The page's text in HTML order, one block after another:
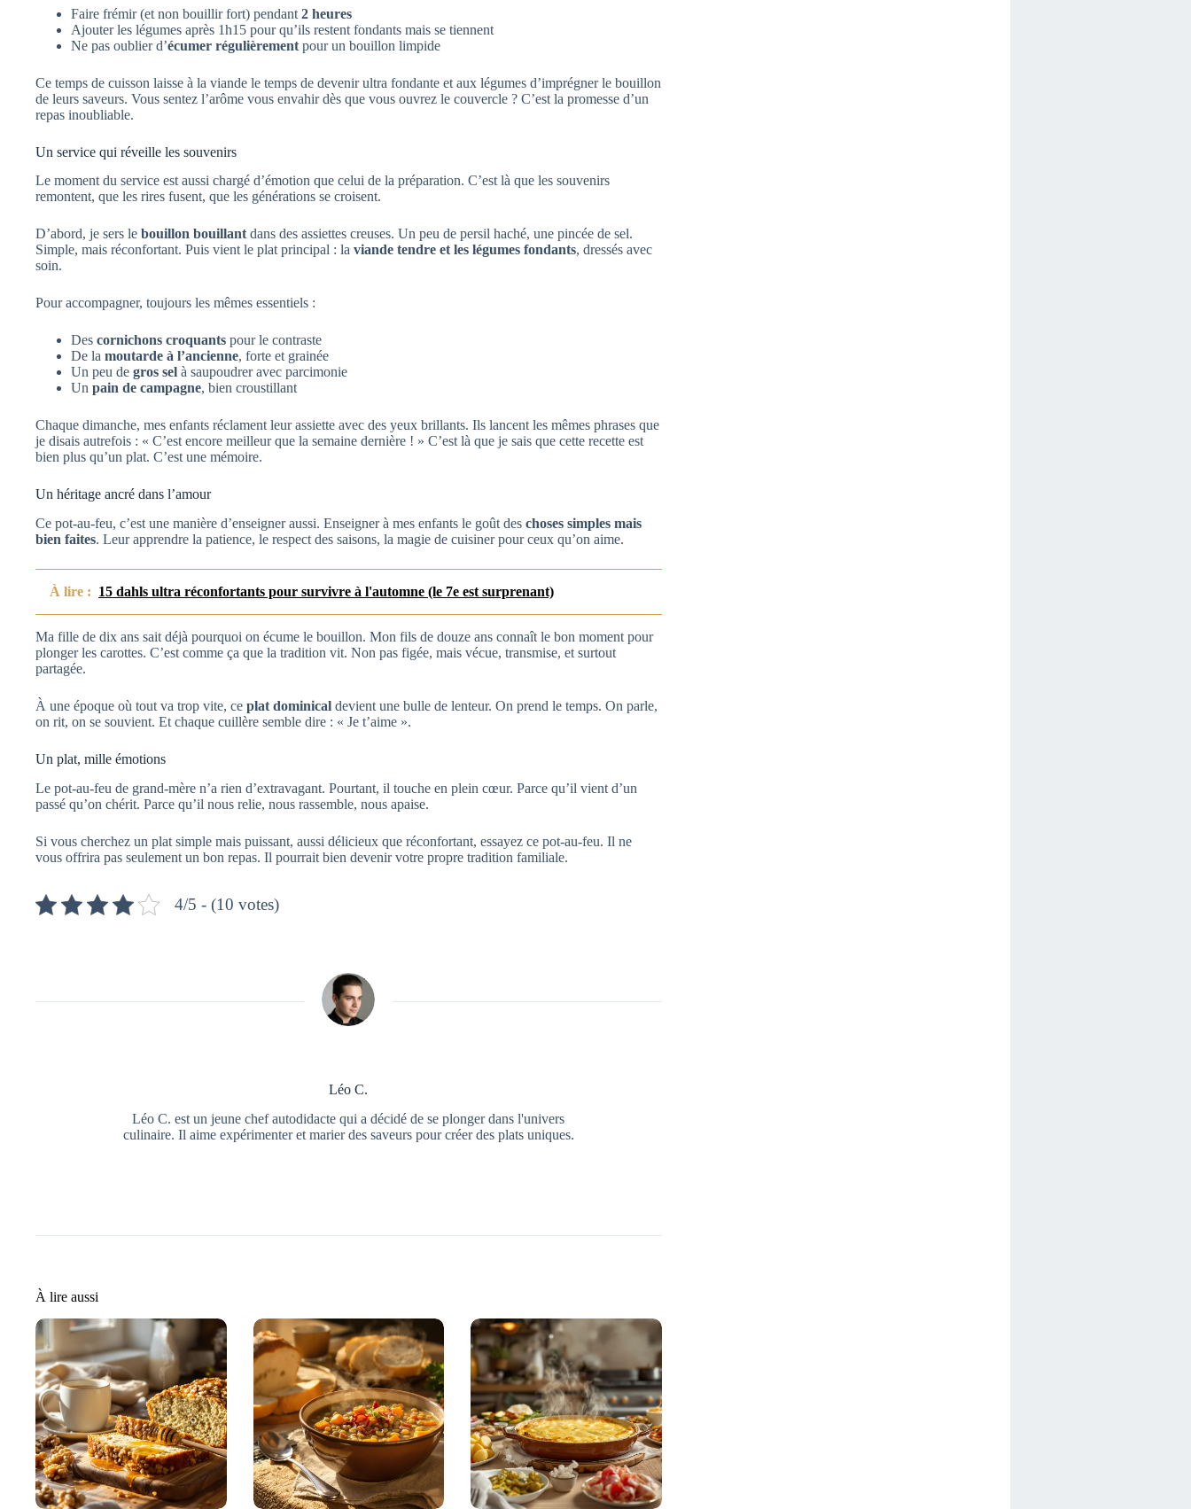
Faire frémir (et non bouillir fort) pendant 2 heures
Ajouter les légumes après 1h15 pour qu’ils restent fondants mais se tiennent
Ne pas oublier d’écumer régulièrement pour un bouillon limpide
Ce temps de cuisson laisse à la viande le temps de devenir ultra fondante et aux légumes d’imprégner le bouillon
de leurs saveurs. Vous sentez l’arôme vous envahir dès que vous ouvrez le couvercle ? C’est la promesse d’un
repas inoubliable.
Un service qui réveille les souvenirs
Le moment du service est aussi chargé d’émotion que celui de la préparation. C’est là que les souvenirs
remontent, que les rires fusent, que les générations se croisent.
D’abord, je sers le bouillon bouillant dans des assiettes creuses. Un peu de persil haché, une pincée de sel.
Simple, mais réconfortant. Puis vient le plat principal : la viande tendre et les légumes fondants, dressés avec
soin.
Pour accompagner, toujours les mêmes essentiels :
Des cornichons croquants pour le contraste
De la moutarde à l’ancienne, forte et grainée
Un peu de gros sel à saupoudrer avec parcimonie
Un pain de campagne, bien croustillant
Chaque dimanche, mes enfants réclament leur assiette avec des yeux brillants. Ils lancent les mêmes phrases que
je disais autrefois : « C’est encore meilleur que la semaine dernière ! » C’est là que je sais que cette recette est
bien plus qu’un plat. C’est une mémoire.
Un héritage ancré dans l’amour
Ce pot-au-feu, c’est une manière d’enseigner aussi. Enseigner à mes enfants le goût des choses simples mais
bien faites. Leur apprendre la patience, le respect des saisons, la magie de cuisiner pour ceux qu’on aime.
À lire : 15 dahls ultra réconfortants pour survivre à l'automne (le 7e est surprenant)
Ma fille de dix ans sait déjà pourquoi on écume le bouillon. Mon fils de douze ans connaît le bon moment pour
plonger les carottes. C’est comme ça que la tradition vit. Non pas figée, mais vécue, transmise, et surtout
partagée.
À une époque où tout va trop vite, ce plat dominical devient une bulle de lenteur. On prend le temps. On parle,
on rit, on se souvient. Et chaque cuillère semble dire : « Je t’aime ».
Un plat, mille émotions
Le pot-au-feu de grand-mère n’a rien d’extravagant. Pourtant, il touche en plein cœur. Parce qu’il vient d’un
passé qu’on chérit. Parce qu’il nous relie, nous rassemble, nous apaise.
Si vous cherchez un plat simple mais puissant, aussi délicieux que réconfortant, essayez ce pot-au-feu. Il ne
vous offrira pas seulement un bon repas. Il pourrait bien devenir votre propre tradition familiale.
4/5 - (10 votes)
Léo C.
Léo C. est un jeune chef autodidacte qui a décidé de se plonger dans l'univers
culinaire. Il aime expérimenter et marier des saveurs pour créer des plats uniques.
À lire aussi